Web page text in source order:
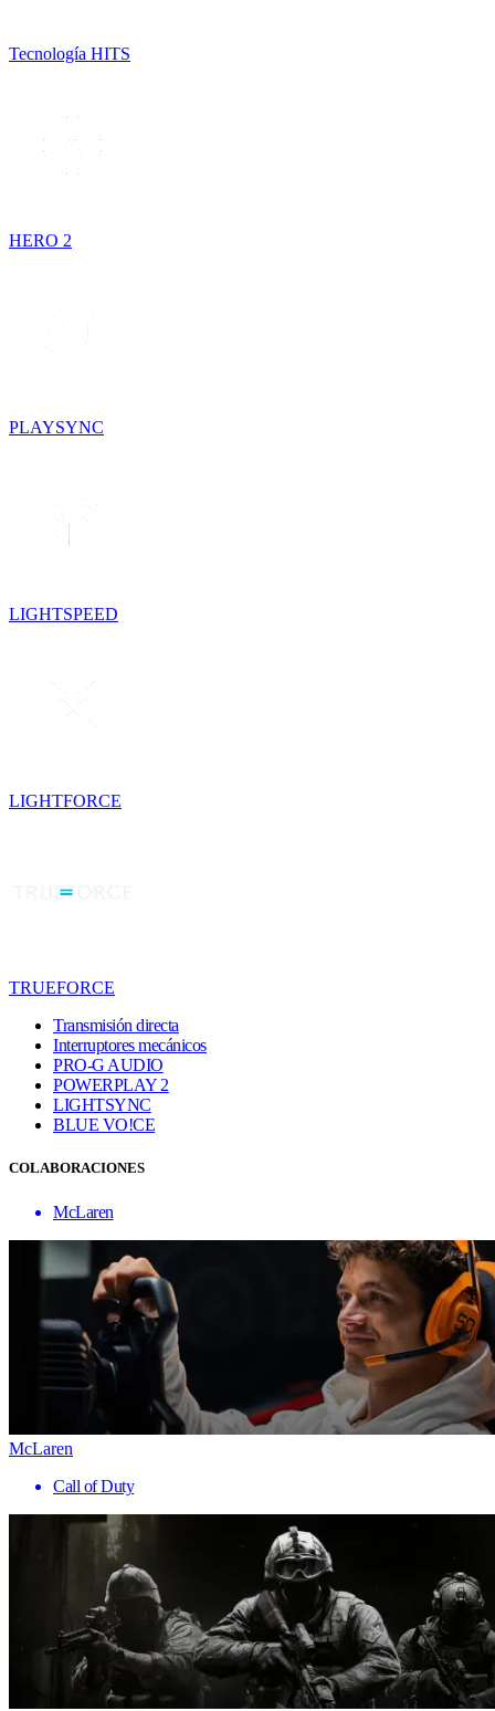
Tecnología HITS
HERO 2
PLAYSYNC
LIGHTSPEED
LIGHTFORCE
TRUEFORCE
Transmisión directa
Interruptores mecánicos
PRO-G AUDIO
POWERPLAY 2
LIGHTSYNC
BLUE VO!CE
COLABORACIONES
McLaren
McLaren
Call of Duty